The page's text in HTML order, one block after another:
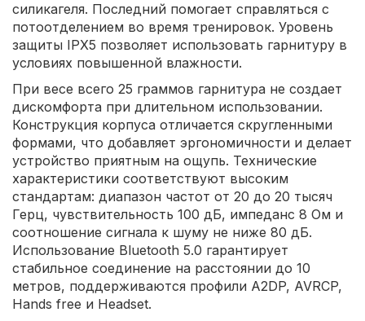
силикагеля. Последний помогает справляться с
потоотделением во время тренировок. Уровень
защиты IPX5 позволяет использовать гарнитуру в
условиях повышенной влажности.
При весе всего 25 граммов гарнитура не создает
дискомфорта при длительном использовании.
Конструкция корпуса отличается скругленными
формами, что добавляет эргономичности и делает
устройство приятным на ощупь. Технические
характеристики соответствуют высоким
стандартам: диапазон частот от 20 до 20 тысяч
Герц, чувствительность 100 дБ, импеданс 8 Ом и
соотношение сигнала к шуму не ниже 80 дБ.
Использование Bluetooth 5.0 гарантирует
стабильное соединение на расстоянии до 10
метров, поддерживаются профили A2DP, AVRCP,
Hands free и Headset.